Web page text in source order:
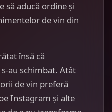
să aducă ordine și
de vin din
însă că
au schimbat. Atât
de vin preferă
Instagram și alte